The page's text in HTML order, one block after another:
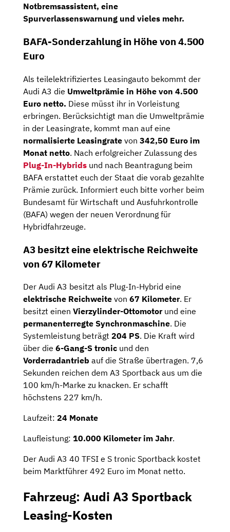
Notbremsassistent, eine
Spurverlassenswarnung und vieles mehr.
BAFA-Sonderzahlung in Höhe von 4.500
Euro
Als teilelektrifiziertes Leasingauto bekommt der
Audi A3 die Umweltprämie in Höhe von 4.500
Euro netto. Diese müsst ihr in Vorleistung
erbringen. Berücksichtigt man die Umweltprämie
in der Leasingrate, kommt man auf eine
normalisierte Leasingrate von 342,50 Euro im
Monat netto. Nach erfolgreicher Zulassung des
Plug-In-Hybrids und nach Beantragung beim
BAFA erstattet euch der Staat die vorab gezahlte
Prämie zurück. Informiert euch bitte vorher beim
Bundesamt für Wirtschaft und Ausfuhrkontrolle
(BAFA) wegen der neuen Verordnung für
Hybridfahrzeuge.
A3 besitzt eine elektrische Reichweite
von 67 Kilometer
Der Audi A3 besitzt als Plug-In-Hybrid eine
elektrische Reichweite von 67 Kilometer. Er
besitzt einen Vierzylinder-Ottomotorund eine
permanenterregte Synchronmaschine. Die
Systemleistung beträgt 204 PS. Die Kraft wird
über die 6-Gang-S tronic und den
Vorderradantrieb auf die Straße übertragen. 7,6
Sekunden reichen dem A3 Sportback aus um die
100 km/h-Marke zu knacken. Er schafft
höchstens 227 km/h.
Laufzeit: 24 Monate
Laufleistung: 10.000 Kilometer im Jahr.
Der Audi A3 40 TFSI e S tronic Sportback kostet
beim Marktführer 492 Euro im Monat netto.
Fahrzeug: Audi A3 Sportback
Leasing-Kosten